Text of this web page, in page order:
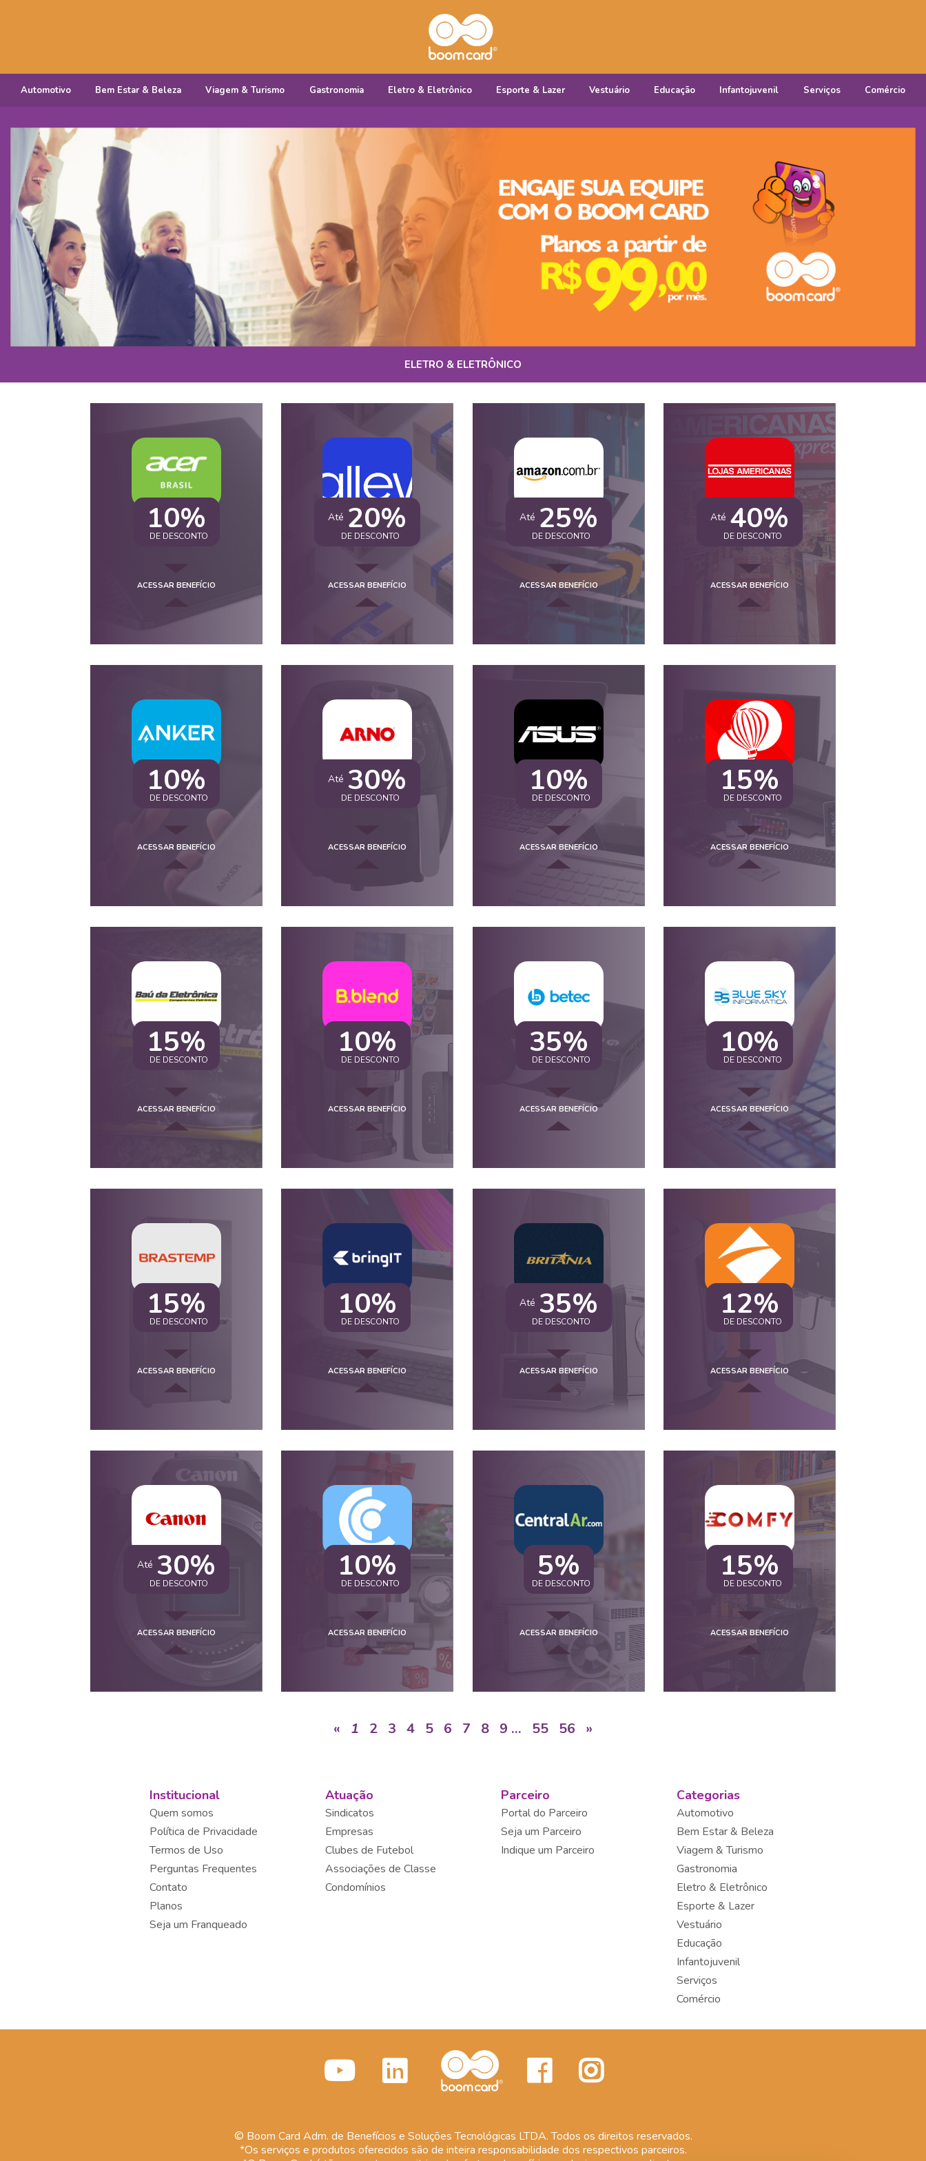
Automotivo Bem Estar & Beleza Viagem & Turismo Gastronomia Eletro & Eletrônico Esporte & Lazer Vestuário Educação Infantojuvenil Serviços Comércio
ELETRO & ELETRÔNICO
10%
DE DESCONTO
ACESSAR BENEFÍCIO
Até 20%
DE DESCONTO
ACESSAR BENEFÍCIO
Até 25%
DE DESCONTO
ACESSAR BENEFÍCIO
Até 40%
DE DESCONTO
ACESSAR BENEFÍCIO
10%
DE DESCONTO
ACESSAR BENEFÍCIO
Até 30%
DE DESCONTO
ACESSAR BENEFÍCIO
10%
DE DESCONTO
ACESSAR BENEFÍCIO
15%
DE DESCONTO
ACESSAR BENEFÍCIO
15%
DE DESCONTO
ACESSAR BENEFÍCIO
10%
DE DESCONTO
ACESSAR BENEFÍCIO
35%
DE DESCONTO
ACESSAR BENEFÍCIO
10%
DE DESCONTO
ACESSAR BENEFÍCIO
15%
DE DESCONTO
ACESSAR BENEFÍCIO
10%
DE DESCONTO
ACESSAR BENEFÍCIO
Até 35%
DE DESCONTO
ACESSAR BENEFÍCIO
12%
DE DESCONTO
ACESSAR BENEFÍCIO
Até 30%
DE DESCONTO
ACESSAR BENEFÍCIO
10%
DE DESCONTO
ACESSAR BENEFÍCIO
5%
DE DESCONTO
ACESSAR BENEFÍCIO
15%
DE DESCONTO
ACESSAR BENEFÍCIO
« 1 2 3 4 5 6 7 8 9 … 55 56 »
Institucional
Quem somos
Política de Privacidade
Termos de Uso
Perguntas Frequentes
Contato
Planos
Seja um Franqueado
Atuação
Sindicatos
Empresas
Clubes de Futebol
Associações de Classe
Condomínios
Parceiro
Portal do Parceiro
Seja um Parceiro
Indique um Parceiro
Categorias
Automotivo
Bem Estar & Beleza
Viagem & Turismo
Gastronomia
Eletro & Eletrônico
Esporte & Lazer
Vestuário
Educação
Infantojuvenil
Serviços
Comércio
© Boom Card Adm. de Benefícios e Soluções Tecnológicas LTDA. Todos os direitos reservados.
*Os serviços e produtos oferecidos são de inteira responsabilidade dos respectivos parceiros.